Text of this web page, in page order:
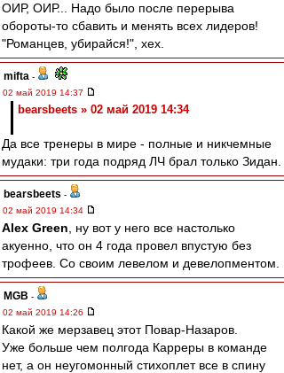
ОИР, ОИР... Надо было после перерыва
обороты-то сбавить и менять всех лидеров!
"Романцев, убирайся!", хех.
mifta -
02 май 2019 14:37
bearsbeets » 02 май 2019 14:34
Да все тренеры в мире - полные и никчемные
мудаки: три года подряд ЛЧ брал только Зидан.
bearsbeets -
02 май 2019 14:34
Alex Green , ну вот у него все настолько
акуенно, что он 4 года провел впустую без
трофеев. Со своим левелом и девелопментом.
MGB -
02 май 2019 14:26
Какой же мерзавец этот Повар-Назаров.
Уже больше чем полгода Карреры в команде
нет, а он неугомонный стихоплет все в спину